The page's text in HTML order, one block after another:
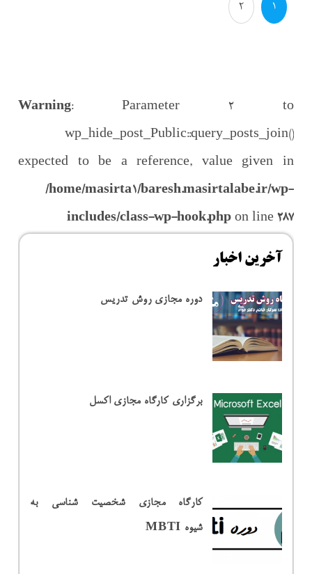
1
2
Warning: Parameter 2 to
wp_hide_post_Public::query_posts_join()
expected to be a reference, value given in
/home/masirta1/baresh.masirtalabe.ir/wp-
includes/class-wp-hook.phpon line 287
آخرین اخبار
دوره مجازی روش تدریس
برگزاری کارگاه مجازی اکسل
کارگاه مجازی شخصیت شناسی به
شیوه MBTI